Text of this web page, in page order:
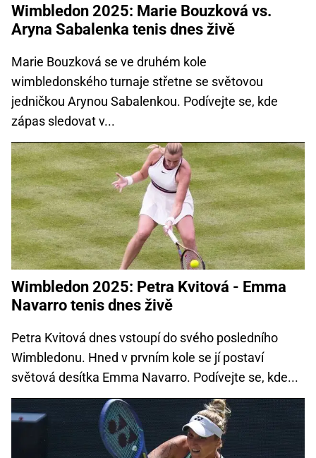
Wimbledon 2025: Marie Bouzková vs.
Aryna Sabalenka tenis dnes živě
Marie Bouzková se ve druhém kole
wimbledonského turnaje střetne se světovou
jedničkou Arynou Sabalenkou. Podívejte se, kde
zápas sledovat v...
Wimbledon 2025: Petra Kvitová - Emma
Navarro tenis dnes živě
Petra Kvitová dnes vstoupí do svého posledního
Wimbledonu. Hned v prvním kole se jí postaví
světová desítka Emma Navarro. Podívejte se, kde...